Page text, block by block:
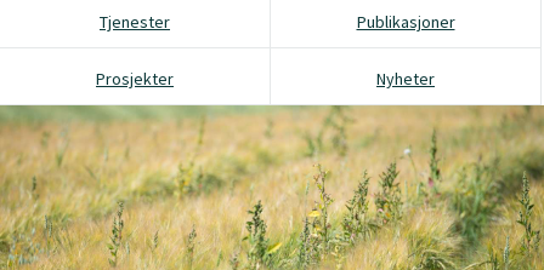
Tjenester Publikasjoner
Prosjekter Nyheter